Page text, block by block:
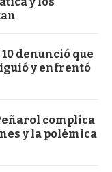
denunció que
y enfrentó
complica
y la polémica